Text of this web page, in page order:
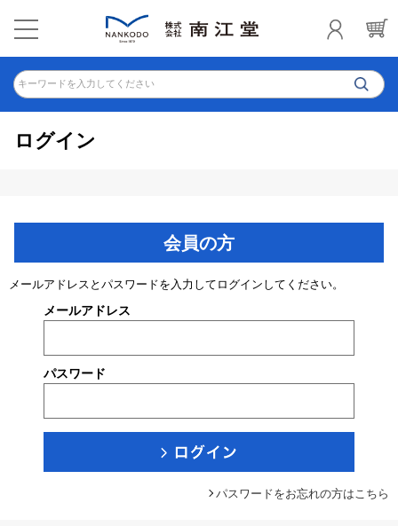
キーワードを入力してください
ログイン
会員の方
メールアドレスとパスワードを入力してログインしてください。
メールアドレス
パスワード
パスワードをお忘れの方はこちら